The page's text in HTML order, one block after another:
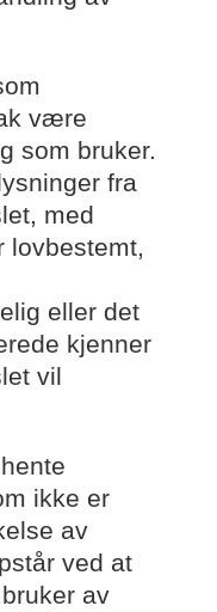
være
som bruker.
fra
med
lovbestemt,
eller det
kjenner
vil
ikke er
av
ved at
av